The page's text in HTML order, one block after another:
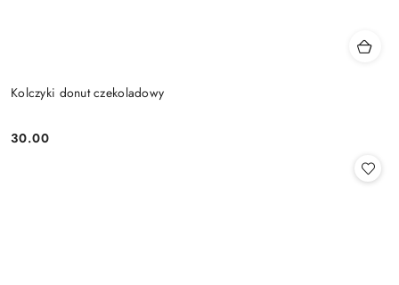
Kolczyki donut czekoladowy
Cena:
30.00